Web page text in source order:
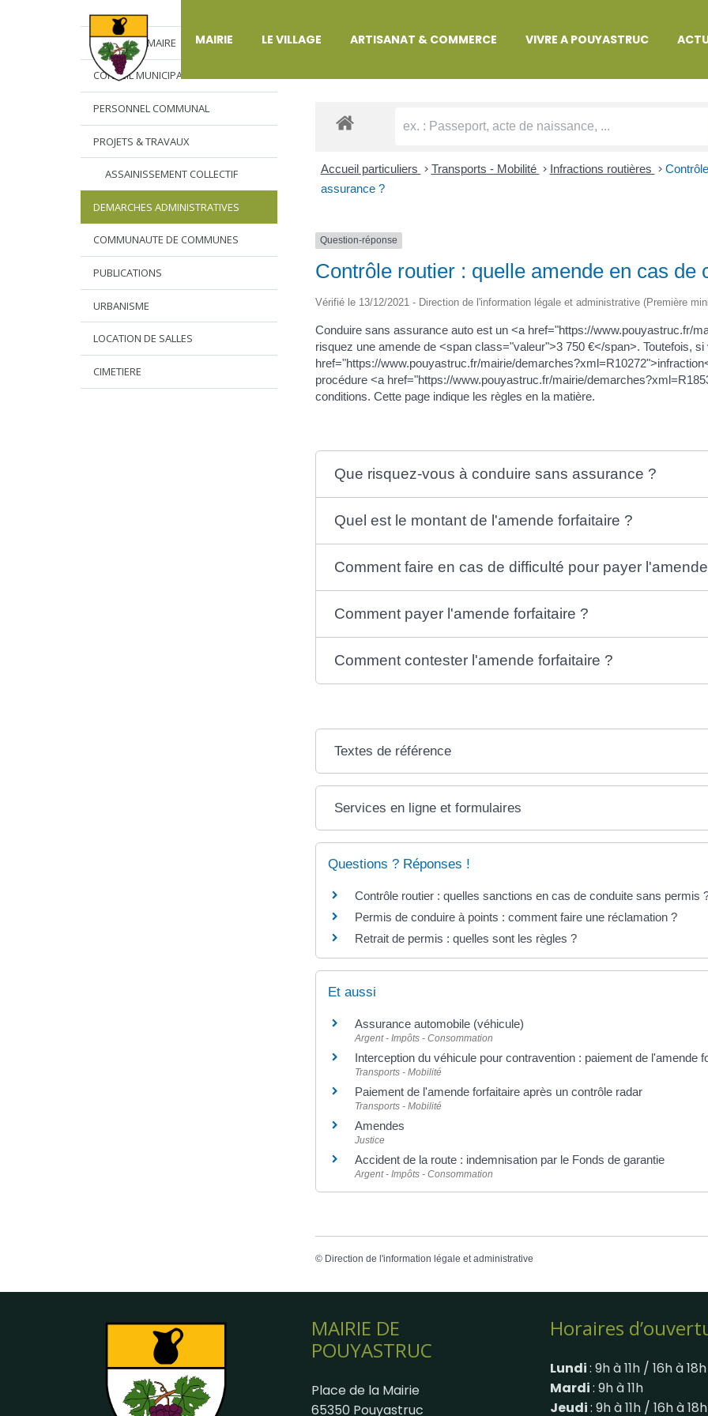
MAIRIE LE VILLAGE ARTISANAT & COMMERCE VIVRE A POUYASTRUC
L’EDITO DU MAIRE
CONSEIL MUNICIPAL
PERSONNEL COMMUNAL
PROJETS & TRAVAUX
ASSAINISSEMENT COLLECTIF
DEMARCHES ADMINISTRATIVES
COMMUNAUTE DE COMMUNES
PUBLICATIONS
URBANISME
LOCATION DE SALLES
CIMETIERE
DÉMARCHES ADMINISTRATIVES
Accueil particuliers > Transports - Mobilité > Infractions routières >
assurance ?
Question-réponse
Contrôle routier : quelle amende en cas de
Vérifié le 13/12/2021 - Direction de l'information légale et administrative (Première
Conduire sans assurance auto est un <a href="https://www.pouyastruc.fr/
risquez une amende de <span class="valeur">3 750 €</span>. Toutefois,
href="https://www.pouyastruc.fr/mairie/
procédure <a href="https://www.pouyastruc.fr/mairie/
conditions. Cette page indique les règles en la matière.
Que risquez-vous à conduire sans assurance ?
Quel est le montant de l'amende forfaitaire ?
Comment faire en cas de difficulté pour payer
Comment payer l'amende forfaitaire ?
Comment contester l'amende forfaitaire ?
Textes de référence
Services en ligne et formulaires
Questions ? Réponses !
Contrôle routier : quelles sanctions en cas de conduite sans permis
Permis de conduire à points : comment faire une réclamation ?
Retrait de permis : quelles sont les règles ?
Et aussi
Assurance automobile (véhicule)
Argent - Impôts - Consommation
Interception du véhicule pour contravention : paiement de l'amende
Transports - Mobilité
Paiement de l'amende forfaitaire après un contrôle radar
Transports - Mobilité
Amendes
Justice
Accident de la route : indemnisation par le Fonds de garantie
Argent - Impôts - Consommation
© Direction de l'information légale et administrative
MAIRIE DE
POUYASTRUC
Place de la Mairie
65350 Pouyastruc
Horaires
Lundi: 9h à 11h / 16h à 18h
Mardi: 9h à 11h
Jeudi: 9h à 11h / 16h à 18h